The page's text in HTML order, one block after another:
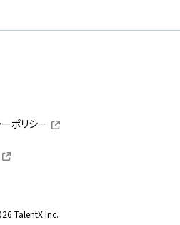
ポリシー
TalentX Inc.